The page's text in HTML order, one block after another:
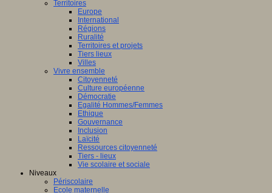
Territoires
Europe
International
Régions
Ruralité
Territoires et projets
Tiers lieux
Villes
Vivre ensemble
Citoyenneté
Culture européenne
Démocratie
Egalité Hommes/Femmes
Ethique
Gouvernance
Inclusion
Laïcité
Ressources citoyenneté
Tiers - lieux
Vie scolaire et sociale
Niveaux
Périscolaire
Ecole maternelle